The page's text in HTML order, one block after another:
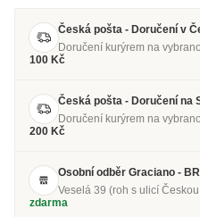
Česká pošta - Doručení v
Doručení kurýrem na
100 Kč
Česká pošta - Doručení na
Doručení kurýrem na
200 Kč
Osobní odběr Graciano -
Veselá 39 (roh s ulicí
zdarma